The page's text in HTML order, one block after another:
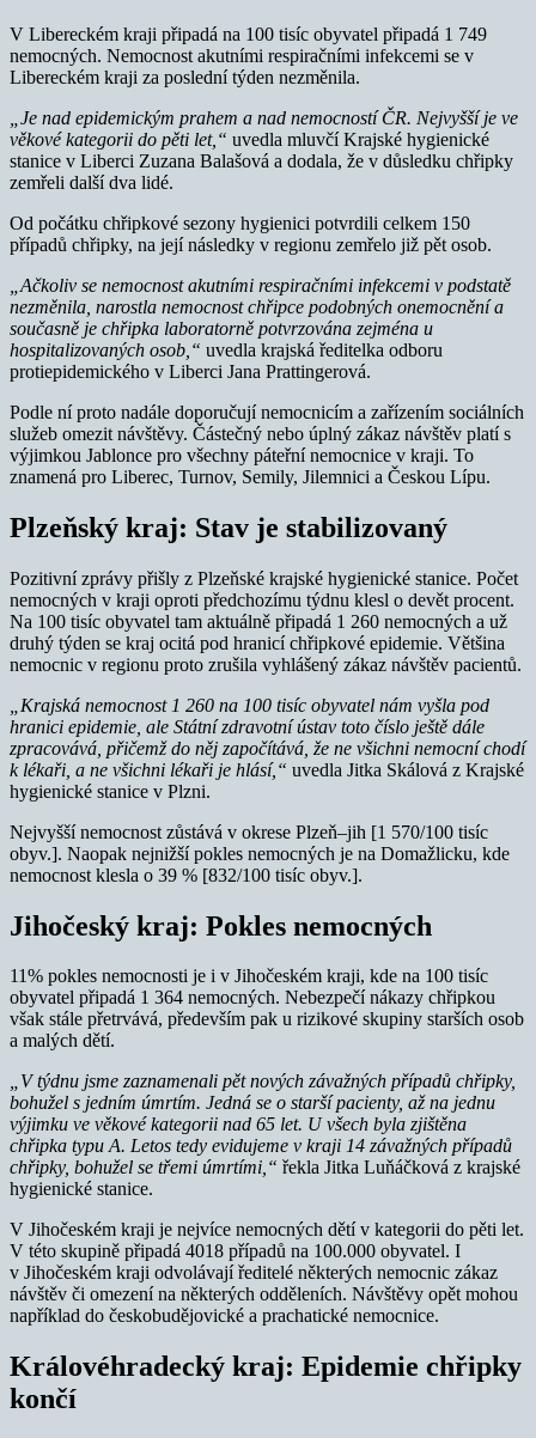
V Libereckém kraji připadá na 100 tisíc obyvatel připadá 1 749
nemocných. Nemocnost akutními respiračními infekcemi se v
Libereckém kraji za poslední týden nezměnila.
„Je nad epidemickým prahem a nad nemocností ČR. Nejvyšší je ve
věkové kategorii do pěti let,“ uvedla mluvčí Krajské hygienické
stanice v Liberci Zuzana Balašová a dodala, že v důsledku chřipky
zemřeli další dva lidé.
Od počátku chřipkové sezony hygienici potvrdili celkem 150
případů chřipky, na její následky v regionu zemřelo již pět osob.
„Ačkoliv se nemocnost akutními respiračními infekcemi v podstatě
nezměnila, narostla nemocnost chřipce podobných onemocnění a
současně je chřipka laboratorně potvrzována zejména u
hospitalizovaných osob,“ uvedla krajská ředitelka odboru
protiepidemického v Liberci Jana Prattingerová.
Podle ní proto nadále doporučují nemocnicím a zařízením sociálních
služeb omezit návštěvy. Částečný nebo úplný zákaz návštěv platí s
výjimkou Jablonce pro všechny páteřní nemocnice v kraji. To
znamená pro Liberec, Turnov, Semily, Jilemnici a Českou Lípu.
Plzeňský kraj: Stav je stabilizovaný
Pozitivní zprávy přišly z Plzeňské krajské hygienické stanice. Počet
nemocných v kraji oproti předchozímu týdnu klesl o devět procent.
Na 100 tisíc obyvatel tam aktuálně připadá 1 260 nemocných a už
druhý týden se kraj ocitá pod hranicí chřipkové epidemie. Většina
nemocnic v regionu proto zrušila vyhlášený zákaz návštěv pacientů.
„Krajská nemocnost 1 260 na 100 tisíc obyvatel nám vyšla pod
hranici epidemie, ale Státní zdravotní ústav toto číslo ještě dále
zpracovává, přičemž do něj započítává, že ne všichni nemocní chodí
k lékaři, a ne všichni lékaři je hlásí,“ uvedla Jitka Skálová z Krajské
hygienické stanice v Plzni.
Nejvyšší nemocnost zůstává v okrese Plzeň–jih [1 570/100 tisíc
obyv.]. Naopak nejnižší pokles nemocných je na Domažlicku, kde
nemocnost klesla o 39 % [832/100 tisíc obyv.].
Jihočeský kraj: Pokles nemocných
11% pokles nemocnosti je i v Jihočeském kraji, kde na 100 tisíc
obyvatel připadá 1 364 nemocných. Nebezpečí nákazy chřipkou
však stále přetrvává, především pak u rizikové skupiny starších osob
a malých dětí.
„V týdnu jsme zaznamenali pět nových závažných případů chřipky,
bohužel s jedním úmrtím. Jedná se o starší pacienty, až na jednu
výjimku ve věkové kategorii nad 65 let. U všech byla zjištěna
chřipka typu A. Letos tedy evidujeme v kraji 14 závažných případů
chřipky, bohužel se třemi úmrtími,“ řekla Jitka Luňáčková z krajské
hygienické stanice.
V Jihočeském kraji je nejvíce nemocných dětí v kategorii do pěti let.
V této skupině připadá 4018 případů na 100.000 obyvatel. I
v Jihočeském kraji odvolávají ředitelé některých nemocnic zákaz
návštěv či omezení na některých odděleních. Návštěvy opět mohou
například do českobudějovické a prachatické nemocnice.
Královéhradecký kraj: Epidemie chřipky
končí